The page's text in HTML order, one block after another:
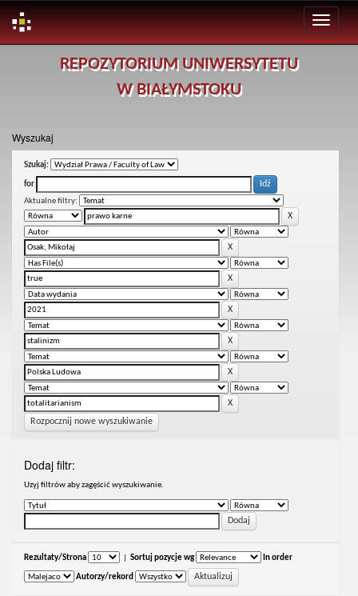
REPOZYTORIUM UNIWERSYTETU
W BIAŁYMSTOKU
Wyszukaj
Szukaj:
for
Aktualne filtry:
Rozpocznij nowe wyszukiwanie
Dodaj filtr:
Uzyj filtrów aby zagęścić wyszukiwanie.
Rezultaty/Strona Sortuj pozycje wg In order
Autorzy/rekord